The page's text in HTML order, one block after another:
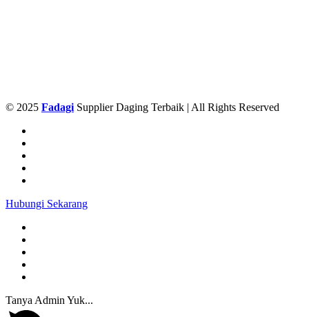
© 2025 FadagiSupplier Daging Terbaik | All Rights Reserved
Hubungi Sekarang
Tanya Admin Yuk...